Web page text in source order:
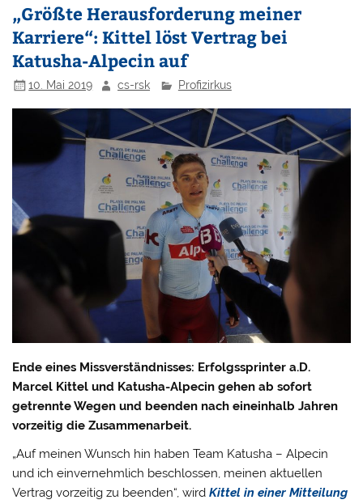
„Größte Herausforderung meiner
Karriere“: Kittel löst Vertrag bei
Katusha-Alpecin auf
10. Mai 2019 cs-rsk Profizirkus
Ende eines Missverständnisses: Erfolgssprinter a.D.
Marcel Kittel und Katusha-Alpecin gehen ab sofort
getrennte Wegen und beenden nach eineinhalb Jahren
vorzeitig die Zusammenarbeit.
„Auf meinen Wunsch hin haben Team Katusha – Alpecin
und ich einvernehmlich beschlossen, meinen aktuellen
Vertrag vorzeitig zu beenden“, wirdKittel in einer Mitteilung